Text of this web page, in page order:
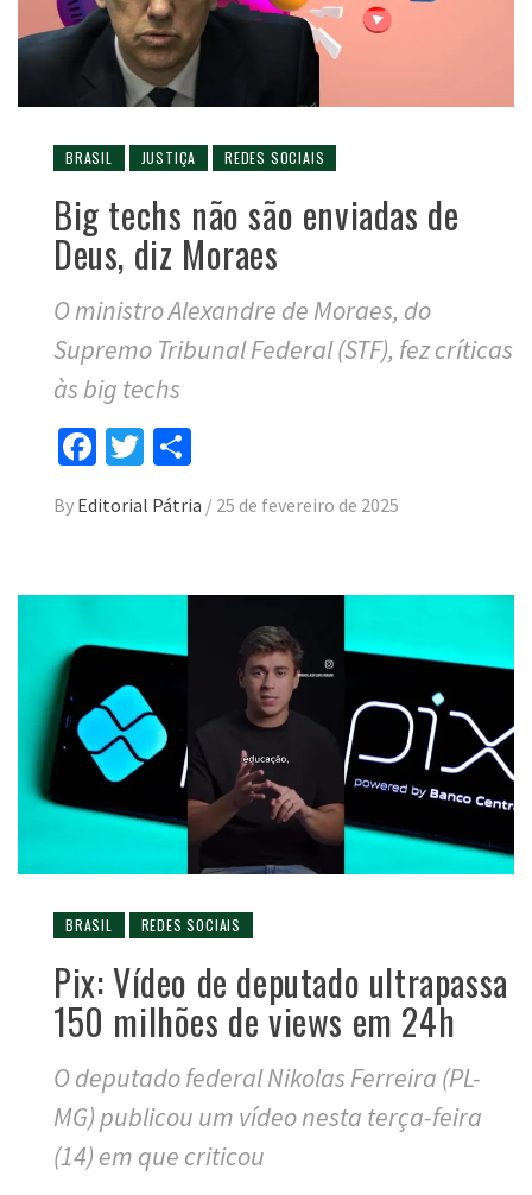
BRASIL JUSTIÇA REDES SOCIAIS
Big techs não são enviadas de
Deus, diz Moraes
O ministro Alexandre de Moraes, do
Supremo Tribunal Federal (STF), fez críticas
às big techs
Facebook
Twitter
By Editorial Pátria / 25 de fevereiro de 2025
BRASIL REDES SOCIAIS
Pix: Vídeo de deputado ultrapassa
150 milhões de views em 24h
O deputado federal Nikolas Ferreira (PL-
MG) publicou um vídeo nesta terça-feira
(14) em que criticou